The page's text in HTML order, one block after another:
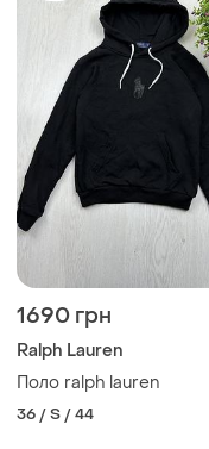
1690 грн
Ralph Lauren
Поло ralph lauren
36 / S / 44